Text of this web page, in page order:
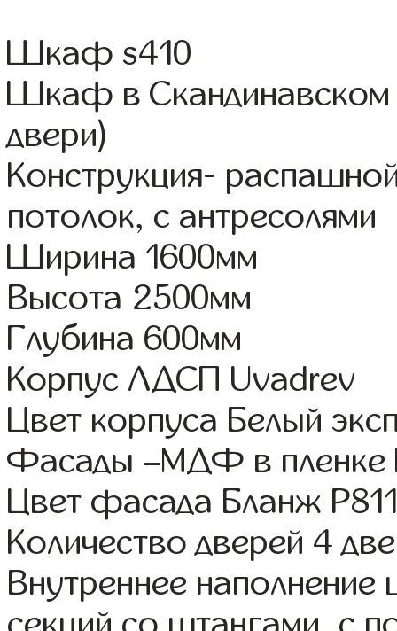
Шкаф s410
Шкаф в Скандинавском
двери)
Конструкция-
потолок, с антресолями
Ширина 1600мм
Высота 2500мм
Глубина 600мм
Корпус ЛДСП Uvadrev
Цвет корпуса Белый
Фасады –МДФ в пленке
Цвет фасада Бланж
Количество дверей 4
Внутреннее